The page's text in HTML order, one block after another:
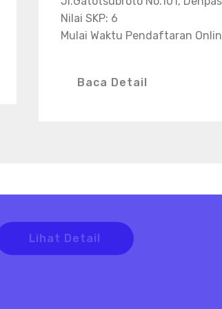
Nilai SKP: 6
Mulai Waktu Pendaftaran
Baca Detail
Lihat Detail